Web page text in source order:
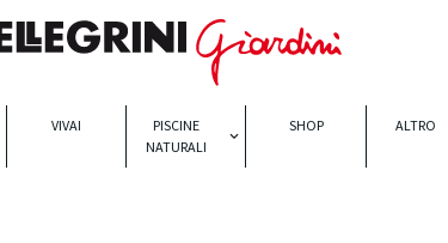
VIVAI
PISCINE
NATURALI
SHOP ALTRO